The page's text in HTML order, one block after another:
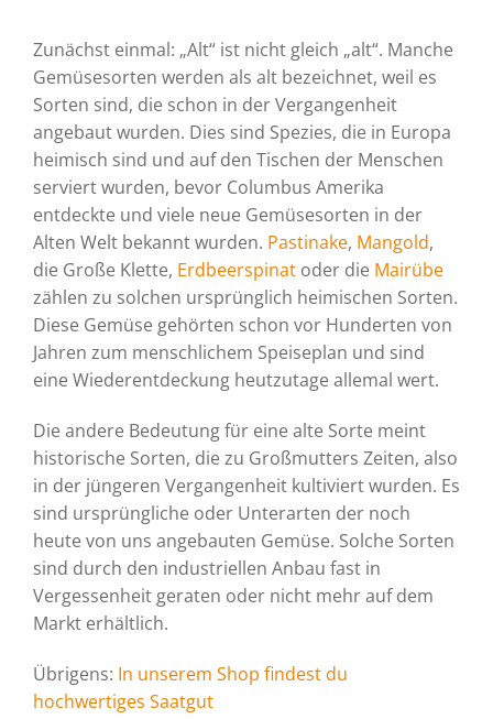
Zunächst einmal: „Alt“ ist nicht gleich „alt“. Manche
Gemüsesorten werden als alt bezeichnet, weil es
Sorten sind, die schon in der Vergangenheit
angebaut wurden. Dies sind Spezies, die in Europa
heimisch sind und auf den Tischen der Menschen
serviert wurden, bevor Columbus Amerika
entdeckte und viele neue Gemüsesorten in der
Alten Welt bekannt wurden. Pastinake, Mangold,
die Große Klette, Erdbeerspinat oder die Mairübe
zählen zu solchen ursprünglich heimischen Sorten.
Diese Gemüse gehörten schon vor Hunderten von
Jahren zum menschlichem Speiseplan und sind
eine Wiederentdeckung heutzutage allemal wert.
Die andere Bedeutung für eine alte Sorte meint
historische Sorten, die zu Großmutters Zeiten, also
in der jüngeren Vergangenheit kultiviert wurden. Es
sind ursprüngliche oder Unterarten der noch
heute von uns angebauten Gemüse. Solche Sorten
sind durch den industriellen Anbau fast in
Vergessenheit geraten oder nicht mehr auf dem
Markt erhältlich.
Übrigens: In unserem Shop findest du
hochwertiges Saatgut